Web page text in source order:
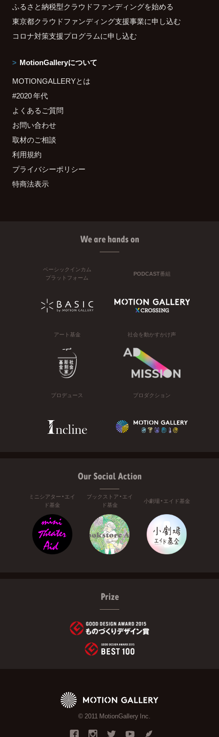
ふるさと納税型クラウドファンディングを始める
東京都クラウドファンディング支援事業に申し込む
コロナ対策支援プログラムに申し込む
MotionGalleryについて
MOTIONGALLERYとは
#2020 年代
よくあるご質問
お問い合わせ
取材のご相談
利用規約
プライバシーポリシー
特商法表示
We are hands on
ベーシックインカム
プラットフォーム
PODCAST番組
アート基金 社会を動かすかけ声
プロデュース プロダクション
Our Social Action
ミニシアター・エイ
ド基金
ブックストア・エイ
ド基金
小劇場・エイド基金
Prize
© 2011 MotionGallery Inc.